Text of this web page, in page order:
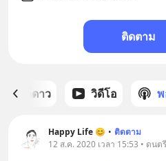
ติดตาม
ต์ที่ได้ดาว วิดีโอ
Happy Life 😊 • ติดตาม
12 ส.ค. 2020 เวลา 15:53 • ดนต